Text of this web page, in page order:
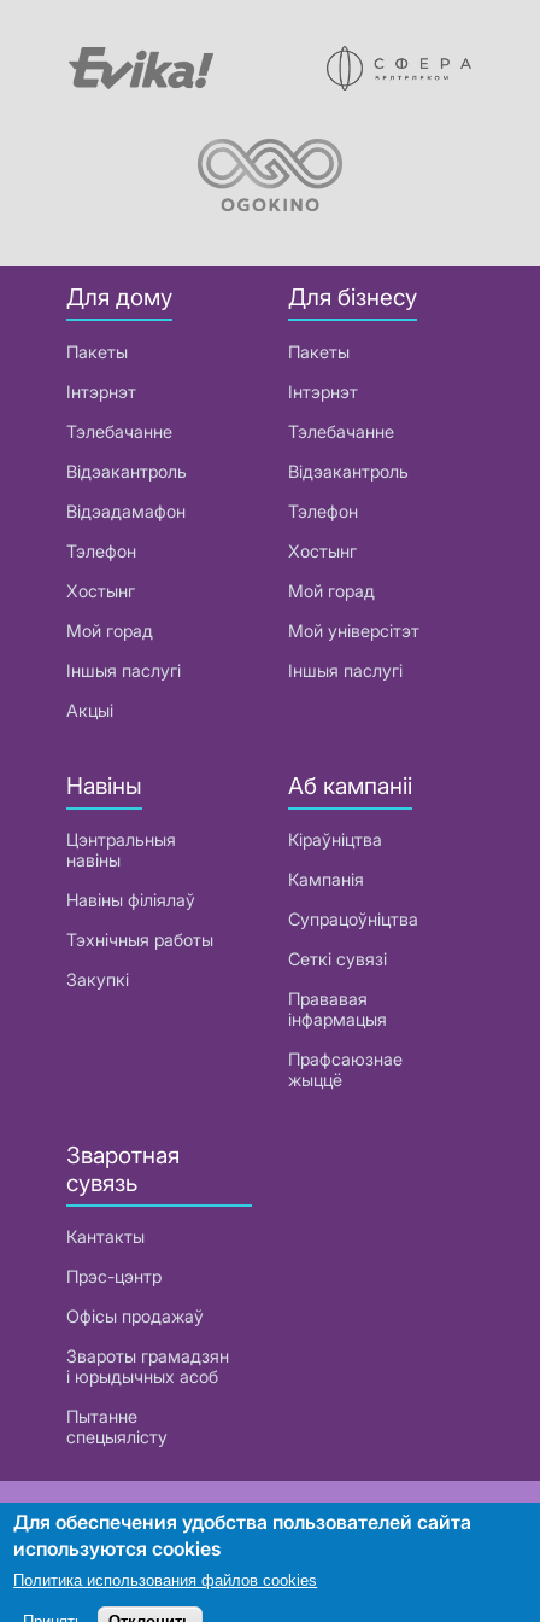
Для дому
Пакеты
Інтэрнэт
Тэлебачанне
Відэакантроль
Відэадамафон
Тэлефон
Хостынг
Мой горад
Іншыя паслугі
Акцыі
Для бізнесу
Пакеты
Інтэрнэт
Тэлебачанне
Відэакантроль
Тэлефон
Хостынг
Мой горад
Мой універсітэт
Іншыя паслугі
Навіны
Цэнтральныя
навіны
Навіны філіялаў
Тэхнічныя работы
Закупкі
Аб кампаніі
Кіраўніцтва
Кампанія
Супрацоўніцтва
Сеткі сувязі
Прававая
інфармацыя
Прафсаюзнае
жыццё
Зваротная
сувязь
Кантакты
Прэс-цэнтр
Офісы продажаў
Звароты грамадзян
і юрыдычных асоб
Пытанне
спецыялісту
РУП «Белтэлекам». УНП 101007741
Пошук
Для обеспечения удобства пользователей сайта
используются cookies
Политика использования файлов cookies